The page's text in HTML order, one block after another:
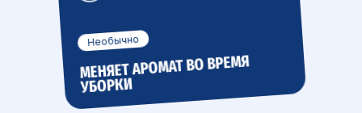
Необычно
МЕНЯЕТ АРОМАТ ВО ВРЕМЯ
УБОРКИ